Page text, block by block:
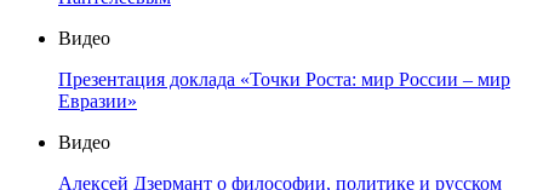
Видео
Презентация доклада «Точки Роста: мир России – мир
Евразии»
Видео
Алексей Дзермант о философии, политике и русском